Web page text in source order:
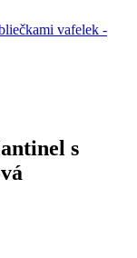
vafelek -
s